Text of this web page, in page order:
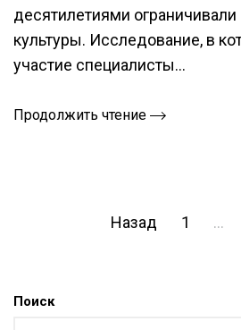
десятилетиями
культуры. Исследование, в
участие специалисты...
Продолжить чтение
ПАГИНАЦИЯ
Назад 1 …
Поиск